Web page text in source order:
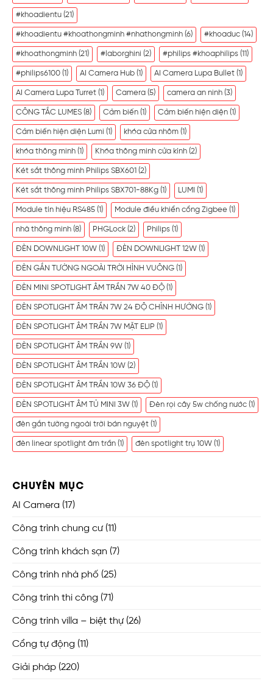
#khoadientu (21)
#khoadientu #khoathongminh #nhathongminh (6) #khoaduc (14)
#khoathongminh (21) #laborghini (2) #philips #khoaphilips (11)
#philips6100 (1) AI Camera Hub (1) AI Camera Lupa Bullet (1)
AI Camera Lupa Turret (1) Camera (5) camera an ninh (3)
CÔNG TẮC LUMES (8) Cảm biến (1) Cảm biến hiện diện (1)
Cảm biến hiện diện Lumi (1) khóa cửa nhôm (1)
khóa thông minh (1) Khóa thông minh cửa kính (2)
Két sắt thông minh Philips SBX601 (2)
Két sắt thông minh Philips SBX701-88Kg (1) LUMI (1)
Module tín hiệu RS485 (1) Module điều khiển cổng Zigbee (1)
nhà thông minh (8) PHGLock (2) Philips (1)
ĐÈN DOWNLIGHT 10W (1) ĐÈN DOWNLIGHT 12W (1)
ĐÈN GẮN TƯỜNG NGOÀI TRỜI HÌNH VUÔNG (1)
ĐÈN MINI SPOTLIGHT ÂM TRẦN 7W 40 ĐỘ (1)
ĐÈN SPOTLIGHT ÂM TRẦN 7W 24 ĐỘ CHỈNH HƯỚNG (1)
ĐÈN SPOTLIGHT ÂM TRẦN 7W MẶT ELIP (1)
ĐÈN SPOTLIGHT ÂM TRẦN 9W (1)
ĐÈN SPOTLIGHT ÂM TRẦN 10W (2)
ĐÈN SPOTLIGHT ÂM TRẦN 10W 36 ĐỘ (1)
ĐÈN SPOTLIGHT ÂM TỦ MINI 3W (1) Đèn rọi cây 5w chống nước (1)
đèn gắn tường ngoài trời bán nguyệt (1)
đèn linear spotlight âm trần (1) đèn spotlight trụ 10W (1)
CHUYÊN MỤC
AI Camera (17)
Công trình chung cư(11)
Công trình khách sạn (7)
Công trình nhà phố (25)
Công trình thi công (71)
Công trình villa – biệt thự(26)
Cổng tự động (11)
Giải pháp (220)